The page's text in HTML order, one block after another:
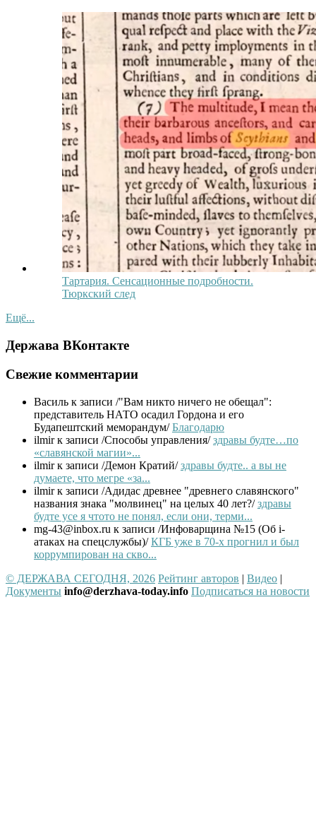
Тартария. Сенсационные подробности.
Тюркский след
Ещё...
Держава ВКонтакте
Свежие комментарии
Василь к записи /"Вам никто ничего не обещал":
представитель НАТО осадил Гордона и его
Будапештский меморандум/Благодарю
ilmirк записи /Способы управления/здравы будте…по
«славянской магии»...
ilmirк записи /Демон Кратий/здравы будте.. а вы не
думаете, что мегре «за...
ilmirк записи /Адидас древнее "древнего славянского"
названия знака "молвинец" на целых 40 лет?/здравы
будте усе я чтото не понял, если они, терми...
mg-43@inbox.ru к записи /Инфоварщина №15 (Об i-
атаках на спецслужбы)/КГБ уже в 70-х прогнил и был
коррумпирован на скво...
© ДЕРЖАВА СЕГОДНЯ, 2026 Рейтинг авторов | Видео |
Документы info@derzhava-today.info Подписаться на новости